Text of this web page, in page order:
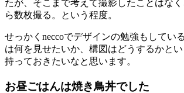
たが、そこまで考えて撮影したことはな
ら数枚撮る。という程度。
せっかくneccoでデザインの勉強もしてい
は何を見せたいか、構図はどうするかと
持っておきたいなと思います。
お昼ごはんは焼き鳥丼でした